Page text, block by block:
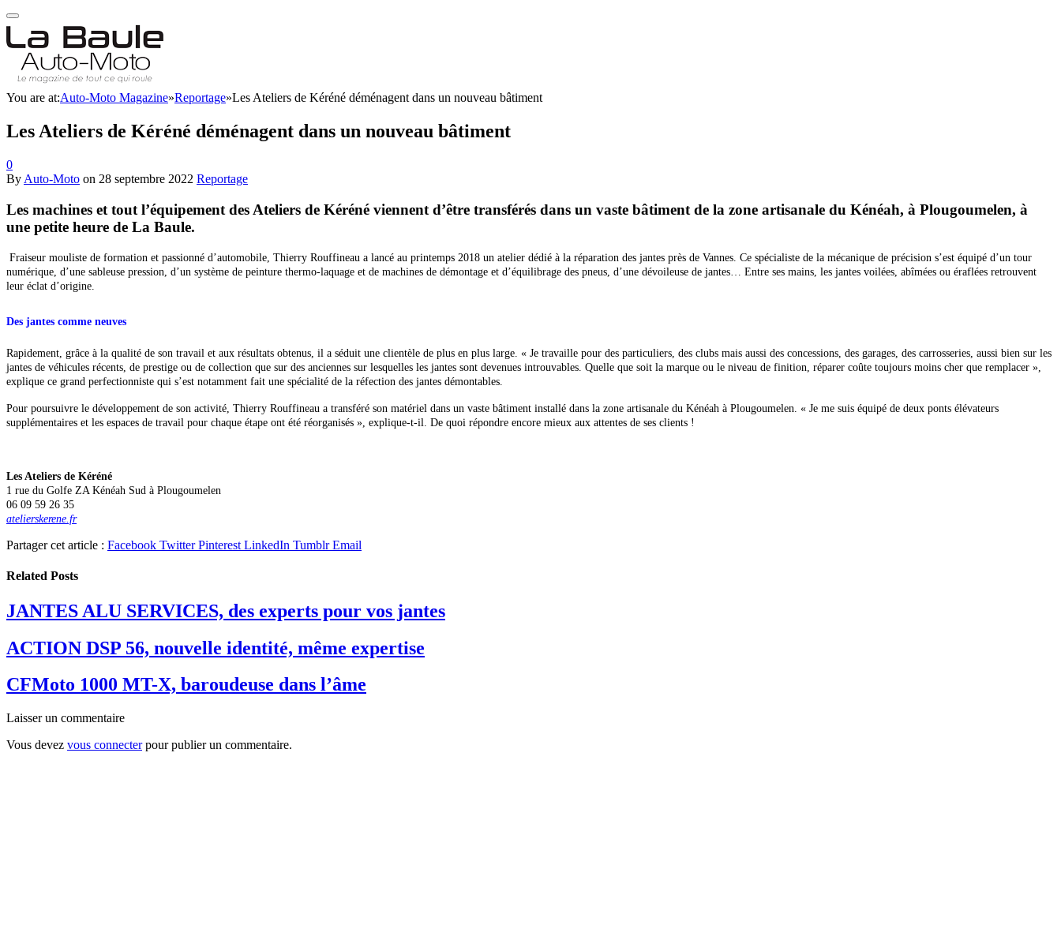
You are at:Auto-Moto Magazine»Reportage»Les Ateliers de Kéréné déménagent dans un nouveau bâtiment
Les Ateliers de Kéréné déménagent dans un nouveau bâtiment
0
By Auto-Moto on 28 septembre 2022 Reportage
Les machines et tout l’équipement des Ateliers de Kéréné viennent d’être transférés dans un vaste bâtiment de la zone artisanale du Kénéah, à Plougoumelen, à
une petite heure de La Baule.
Fraiseur mouliste de formation et passionné d’automobile, Thierry Rouffineau a lancé au printemps 2018 un atelier dédié à la réparation des jantes près de Vannes. Ce spécialiste de la mécanique de précision s’est équipé d’un tour
numérique, d’une sableuse pression, d’un système de peinture thermo-laquage et de machines de démontage et d’équilibrage des pneus, d’une dévoileuse de jantes… Entre ses mains, les jantes voilées, abîmées ou éraflées retrouvent
leur éclat d’origine.
Des jantes comme neuves
Rapidement, grâce à la qualité de son travail et aux résultats obtenus, il a séduit une clientèle de plus en plus large. « Je travaille pour des particuliers, des clubs mais aussi des concessions, des garages, des carrosseries, aussi bien sur les
jantes de véhicules récents, de prestige ou de collection que sur des anciennes sur lesquelles les jantes sont devenues introuvables. Quelle que soit la marque ou le niveau de finition, réparer coûte toujours moins cher que remplacer »,
explique ce grand perfectionniste qui s’est notamment fait une spécialité de la réfection des jantes démontables.
Pour poursuivre le développement de son activité, Thierry Rouffineau a transféré son matériel dans un vaste bâtiment installé dans la zone artisanale du Kénéah à Plougoumelen. « Je me suis équipé de deux ponts élévateurs
supplémentaires et les espaces de travail pour chaque étape ont été réorganisés », explique-t-il. De quoi répondre encore mieux aux attentes de ses clients !
Les Ateliers de Kéréné
1 rue du Golfe ZA Kénéah Sud à Plougoumelen
06 09 59 26 35
atelierskerene.fr
Partager cet article : Facebook Twitter Pinterest LinkedIn Tumblr Email
Related Posts
JANTES ALU SERVICES, des experts pour vos jantes
ACTION DSP 56, nouvelle identité, même expertise
CFMoto 1000 MT-X, baroudeuse dans l’âme
Laisser un commentaire
Vous devez vous connecterpour publier un commentaire.